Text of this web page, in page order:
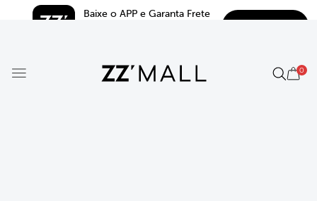
Baixe o APP e Garanta Frete
0